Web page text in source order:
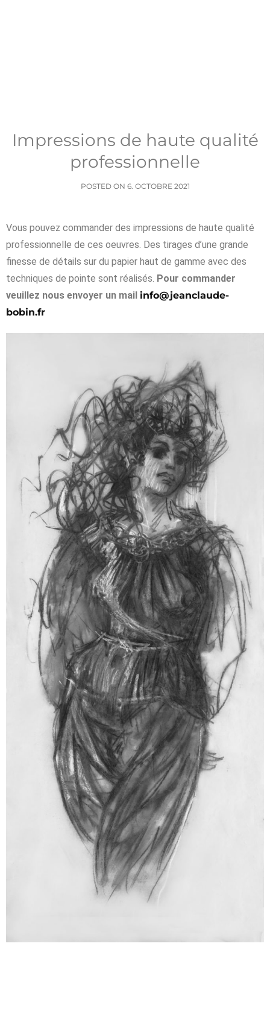
Impressions de haute qualité
professionnelle
POSTED ON 6. OCTOBRE 2021
Vous pouvez commander des impressions de haute qualité
professionnelle de ces oeuvres. Des tirages d’une grande
finesse de détails sur du papier haut de gamme avec des
techniques de pointe sont réalisés. Pour commander
veuillez nous envoyer un mail info@jeanclaude-
bobin.fr